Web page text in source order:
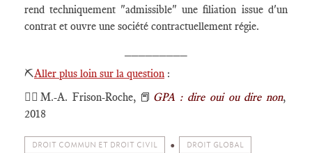
rend techniquement "admissible" une filiation issue d'un
contrat et ouvre une société contractuellement régie.
⛏️Aller plus loin sur la question :
🕴🏻M.-A. Frison-Roche, 📕 GPA : dire oui ou dire non,
2018
DROIT COMMUN ET DROIT CIVIL DROIT GLOBAL